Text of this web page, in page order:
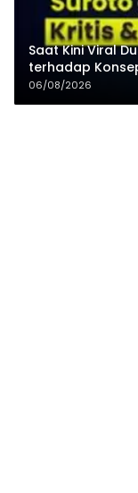
Saat Kini Viral
terhadap
06/08/2026